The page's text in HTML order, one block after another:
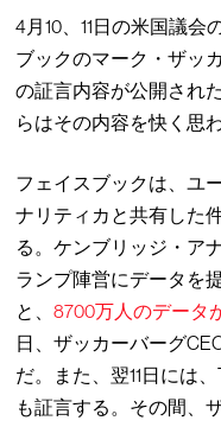
4月10、11日の米国議
ブックのマーク・ザッ
の証言内容が公開され
らはその内容を快く思
フェイスブックは、ユ
ナリティカと共有した
る。ケンブリッジ・ア
ランプ陣営にデータを
と、8700万人のデータ
日、ザッカーバーグ
だ。また、翌11日には
も証言する。その間、